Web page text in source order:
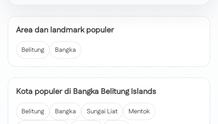
Area dan landmark populer
Belitung Bangka
Kota populer di Bangka Belitung Islands
Belitung Bangka Sungai Liat
Mentok